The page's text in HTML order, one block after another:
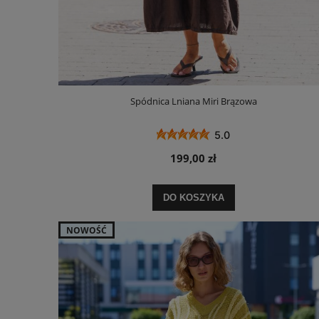
Spódnica Lniana Miri Brązowa
5.0
199,00 zł
DO KOSZYKA
NOWOŚĆ